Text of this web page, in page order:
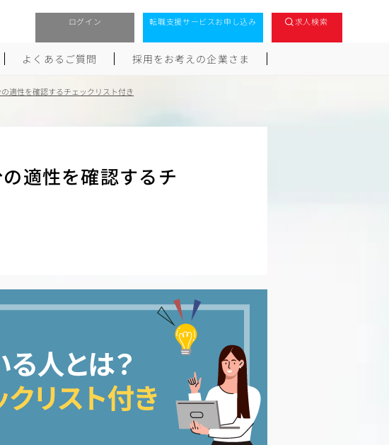
ログイン 転職支援サービスお申し込み 求人検索
転職
よくあるご質問 採用をお考えの企業さま
適性を確認するチェックリスト付き
適性を確認するチ